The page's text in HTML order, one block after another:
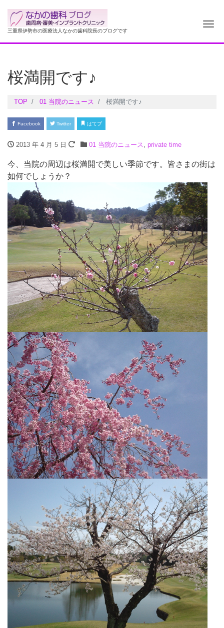
三重県伊勢市の医療法人なかの歯科院長のブログです ナ
桜満開です♪
TOP 01 当院のニュース 桜満開です♪
Facebook Twitter はてブ
2013 年 4 月 5 日 01 当院のニュース private time
今、当院の周辺は桜満開で美しい季節です。皆さまの街は
如何でしょうか？